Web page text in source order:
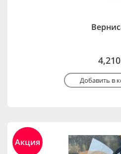
4,210
Добавить в
Акция